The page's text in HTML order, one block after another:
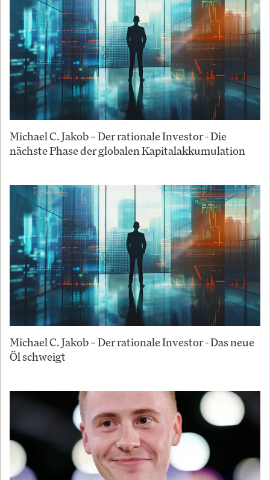
Michael C. Jakob – Der rationale Investor - Die
nächste Phase der globalen Kapitalakkumulation
Michael C. Jakob – Der rationale Investor - Das neue
Öl schweigt